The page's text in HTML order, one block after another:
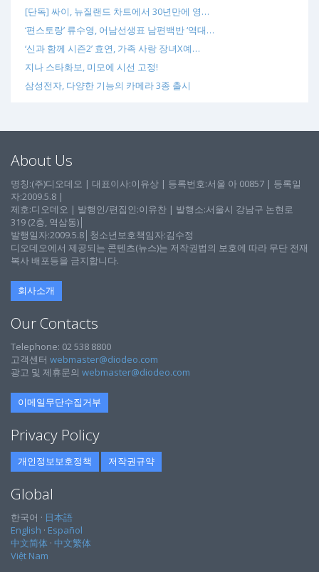
[단독] 싸이, 뉴질랜드 차트에서 30년만에 영…
‘편스토랑’ 류수영, 어남선생표 남편백반 ‘역대…
‘신과 함께 시즌2’ 효연, 가족 사랑 장녀X예…
지나 스타화보, 미모에 시선 고정!
삼성전자, 다양한 기능의 카메라 3종 출시
About Us
명칭:(주)디오데오 | 대표이사:이유상 | 등록번호:서울 아 00857 | 등록일
자:2009.5.8 |
제호:디오데오 | 발행인/편집인:이유찬 | 발행소:서울시 강남구 논현로
319 (2층, 역삼동)│
발행일자:2009.5.8│청소년보호책임자:김수정
디오데오에서 제공되는 콘텐츠(뉴스)는 저작권법의 보호에 따라 무단 전재
복사 배포등을 금지합니다.
회사소개
Our Contacts
Telephone: 02 538 8800
고객센터 webmaster@diodeo.com
광고 및 제휴문의 webmaster@diodeo.com
이메일무단수집거부
Privacy Policy
개인정보보호정책 저작권규약
Global
한국어 · 日本語
English · Español
中文简体 · 中文繁体
Việt Nam